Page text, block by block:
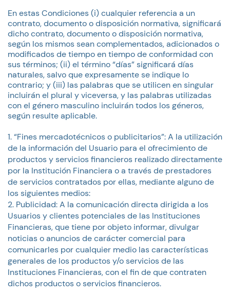
En estas Condiciones (i) cualquier referencia a un
contrato, documento o disposición normativa, significará
dicho contrato, documento o disposición normativa,
según los mismos sean complementados, adicionados o
modificados de tiempo en tiempo de conformidad con
sus términos; (ii) el término “días” significará días
naturales, salvo que expresamente se indique lo
contrario; y (iii) las palabras que se utilicen en singular
incluirán el plural y viceversa, y las palabras utilizadas
con el género masculino incluirán todos los géneros,
según resulte aplicable.
“Fines mercadotécnicos o publicitarios”: A la utilización
de la información del Usuario para el ofrecimiento de
productos y servicios financieros realizado directamente
por la Institución Financiera o a través de prestadores
de servicios contratados por ellas, mediante alguno de
los siguientes medios:
Publicidad: A la comunicación directa dirigida a los
Usuarios y clientes potenciales de las Instituciones
Financieras, que tiene por objeto informar, divulgar
noticias o anuncios de carácter comercial para
comunicarles por cualquier medio las características
generales de los productos y/o servicios de las
Instituciones Financieras, con el fin de que contraten
dichos productos o servicios financieros.